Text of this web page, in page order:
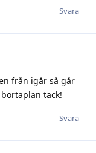
Svara
från igår så går
tack!
Svara